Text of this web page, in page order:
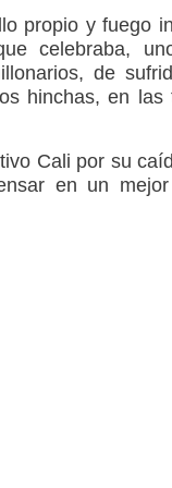
propio y fuego
celebraba,
de
hinchas, en las
Cali por su
en un